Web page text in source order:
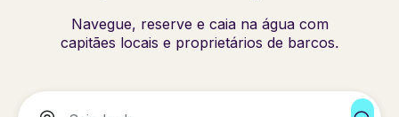
Navegue, reserve e caia na água com
capitães locais e proprietários de barcos.